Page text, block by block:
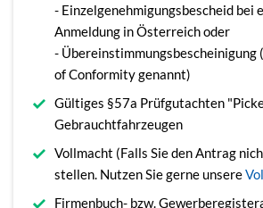
- Einzelgenehmigungsbescheid bei
Anmeldung in Österreich oder
-
of Conformity genannt)
Gültiges §57a Prüfgutachten
Gebrauchtfahrzeugen
Vollmacht (Falls Sie den Antrag
stellen. Nutzen Sie gerne unsere
Firmenbuch- bzw.